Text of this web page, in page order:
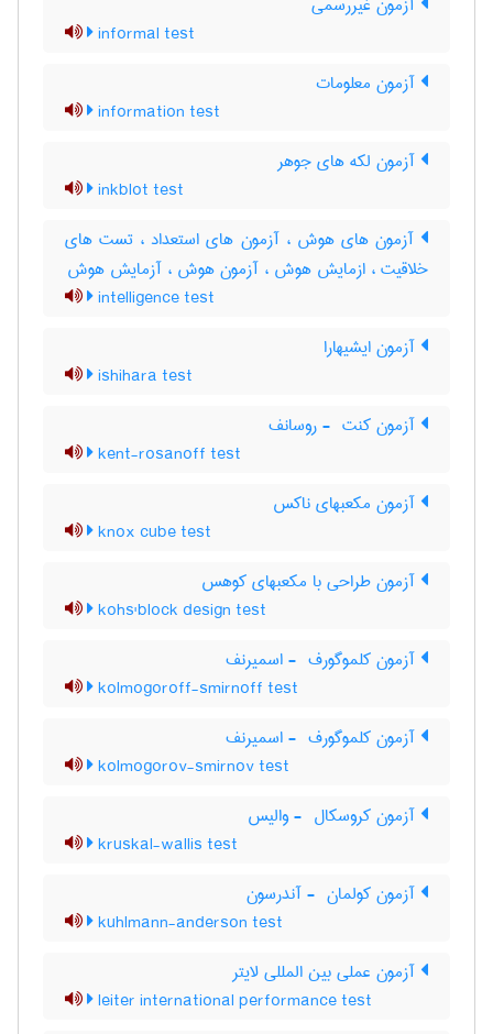
informal test
آزمون معلومات
information test
آزمون لکه های جوهر
inkblot test
آزمون های هوش ، آزمون های استعداد ، تست های
خلاقیت ، ازمایش هوش ، آزمون هوش ، آزمایش هوش
intelligence test
آزمون ایشیهارا
ishihara test
آزمون کنت ‎ - روسانف
kent-rosanoff test
آزمون مکعبهای ناکس
knox cube test
آزمون طراحی با مکعبهای کوهس
kohs'block design test
آزمون کلموگورف ‎ - اسمیرنف
kolmogoroff-smirnoff test
آزمون کلموگورف ‎ - اسمیرنف
kolmogorov-smirnov test
آزمون کروسکال ‎ - والیس
kruskal-wallis test
آزمون کولمان ‎ - آندرسون
kuhlmann-anderson test
آزمون عملی بین المللی لایتر
leiter international performance test